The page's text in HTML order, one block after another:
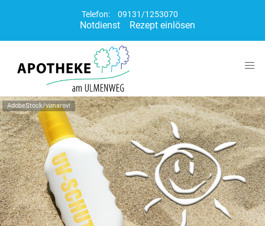
Telefon: 09131/1253070
Notdienst Rezept einlösen
AdobeStock/vimarovi